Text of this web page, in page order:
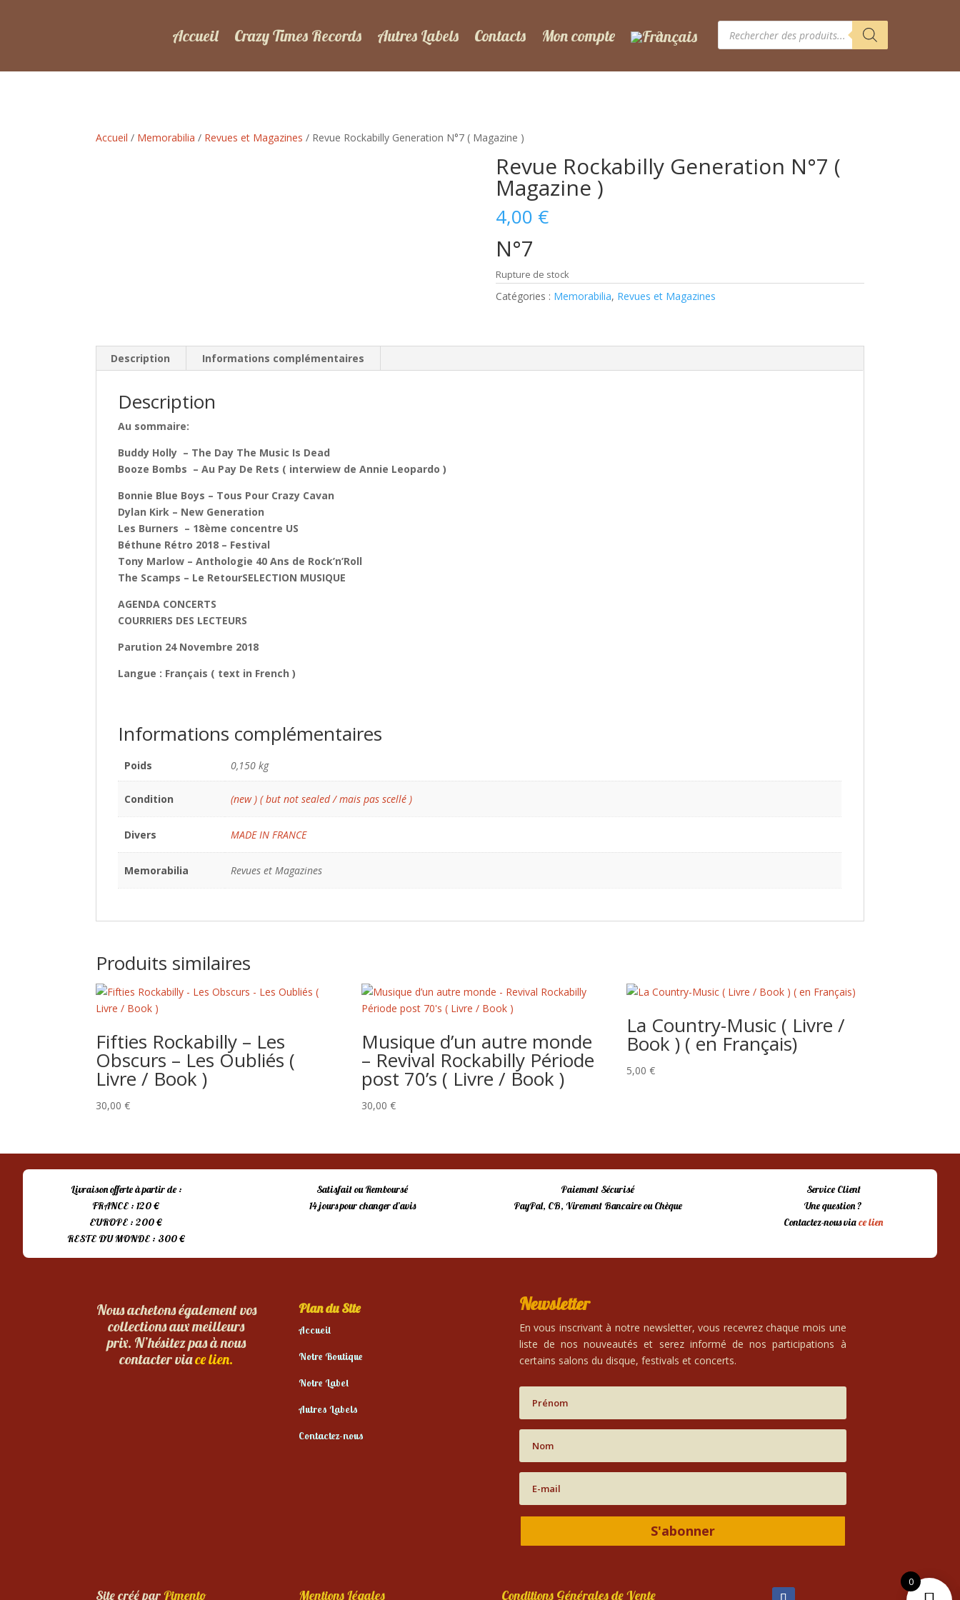
Accueil Crazy Times Records Autres Labels Contacts Mon compte
Recherche
produits
Accueil / Memorabilia / Revues et Magazines / Revue Rockabilly Generation N°7 ( Magazine )
Revue Rockabilly Generation N°7 (
Magazine )
4,00 €
N°7
Rupture de stock
Catégories : Memorabilia, Revues et Magazines
Description Informations complémentaires
Description
Au sommaire:
Buddy Holly – The Day The Music Is Dead
Booze Bombs – Au Pay De Rets ( interwiew de Annie Leopardo )
Bonnie Blue Boys – Tous Pour Crazy Cavan
Dylan Kirk – New Generation
Les Burners – 18ème concentre US
Béthune Rétro 2018 – Festival
Tony Marlow – Anthologie 40 Ans de Rock’n’Roll
The Scamps – Le RetourSELECTION MUSIQUE
AGENDA CONCERTS
COURRIERS DES LECTEURS
Parution 24 Novembre 2018
Langue : Français ( text in French )
Informations complémentaires
Poids 0,150 kg
Condition (new ) ( but not sealed / mais pas scellé )
Divers MADE IN FRANCE
Memorabilia Revues et Magazines
Produits similaires
Fifties Rockabilly – Les
Obscurs – Les Oubliés (
Livre / Book )
30,00€
Musique d’un autre monde
– Revival Rockabilly Période
post 70’s ( Livre / Book )
30,00 €
La Country-Music ( Livre /
Book ) ( en Français)
5,00€
Livraison offerte à partir de :
FRANCE : 120 €
EUROPE : 200 €
RESTE DU MONDE : 300 €
Satisfait ou Remboursé
14 jours pour changer d’avis
Paiement Sécurisé
PayPal, CB, Virement Bancaire ou Chèque
Service Client
Une question ?
Contactez-nous viace lien
Nous achetons également vos
collections aux meilleurs
prix. N’hésitez pas à nous
contacter viace lien.
Plan du Site
Accueil
Notre Boutique
Notre Label
Autres Labels
Contactez-nous
Newsletter
En vous inscrivant à notre newsletter, vous recevrez chaque mois une
liste de nos nouveautés et serez informé de nos participations à
certains salons du disque, festivals et concerts.
S'abonner
Site créé parPimento Mentions Légales Conditions Générales de Vente
0